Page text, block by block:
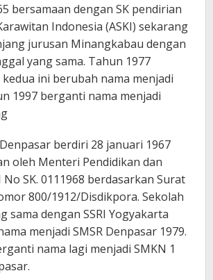
bersamaan dengan SK pendirian
Indonesia (ASKI) sekarang
jurusan Minangkabau dengan
yang sama. Tahun 1977
ini berubah nama menjadi
1997 berganti nama menjadi
berdiri 28 januari 1967
oleh Menteri Pendidikan dan
No SK. 0111968 berdasarkan Surat
800/1912/Disdikpora. Sekolah
sama dengan SSRI Yogyakarta
menjadi SMSR Denpasar 1979.
nama lagi menjadi SMKN 1